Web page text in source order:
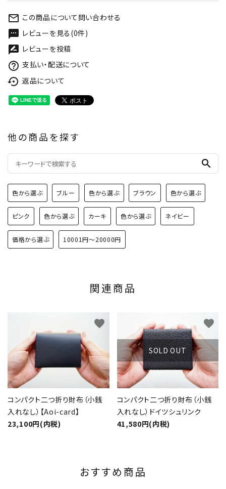
mail_outline この商品について問い合わせる
textsms レビューを見る(0件)
rate_review レビューを投稿
help_outline 支払い・配送について
settings_backup_restore 返品について
他の商品を探す
search
色から選ぶ ブルー 色から選ぶ ブラウン 色から選ぶ
ピンク 色から選ぶ カーキ 色から選ぶ ネイビー
価格から選ぶ 10001円～20000円
関連商品
コンパクト二つ折り財布（小銭
入れなし）【Aoi-card】
23,100円(内税)
favorite
SOLD OUT
コンパクト二つ折り財布（小銭
入れなし）ドイツシュリンク
41,580円(内税)
favorite
おすすめ商品